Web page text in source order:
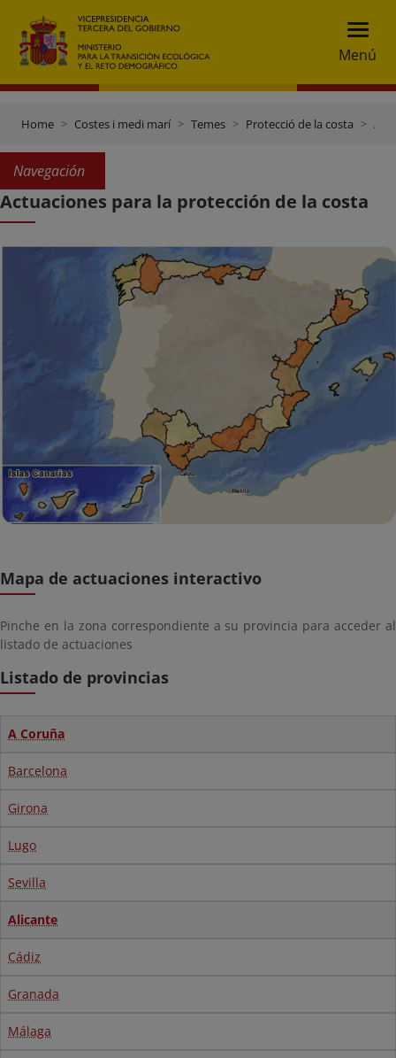
Menú
Home Costes i medi marí Temes Protecció de la costa Actuaciones para la protección de la costa
Navegación
Actuaciones para la protección de la costa
Mapa de actuaciones interactivo
Pinche en la zona correspondiente a su provincia para acceder al
listado de actuaciones
Listado de provincias
A Coruña
Barcelona
Girona
Lugo
Sevilla
Alicante
Cádiz
Granada
Málaga